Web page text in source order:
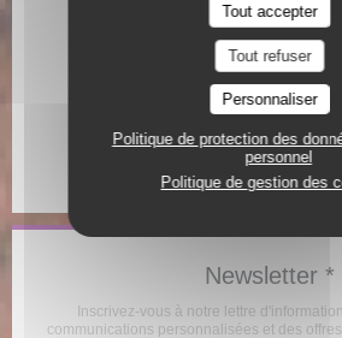
Tout accepter
Tout refuser
Personnaliser
Politique de protection des
personnel
Politique de gestion des
Adresse
Rue d'Alspach 68000
Newsletter *
Inscrivez-vous à notre lettre
communications personnalisées et des